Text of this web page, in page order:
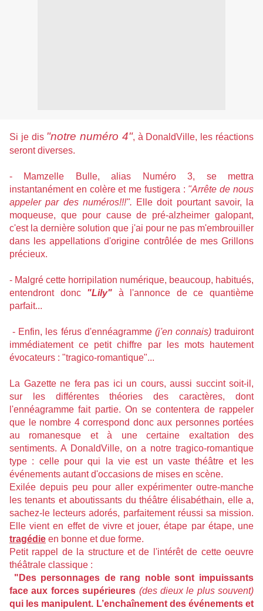
Si je dis "notre numéro 4", à DonaldVille, les réactions
seront diverses.
- Mamzelle Bulle, alias Numéro 3, se mettra
instantanément en colère et me fustigera : "Arrête de nous
appeler par des numéros!!!". Elle doit pourtant savoir, la
moqueuse, que pour cause de pré-alzheimer galopant,
c'est la dernière solution que j'ai pour ne pas m'embrouiller
dans les appellations d'origine contrôlée de mes Grillons
précieux.
- Malgré cette horripilation numérique, beaucoup, habitués,
entendront donc "Lily" à l'annonce de ce quantième
parfait...
- Enfin, les férus d'ennéagramme (j'en connais)traduiront
immédiatement ce petit chiffre par les mots hautement
évocateurs : "tragico-romantique"...
La Gazette ne fera pas ici un cours, aussi succint soit-il,
sur les différentes théories des caractères, dont
l'ennéagramme fait partie. On se contentera de rappeler
que le nombre 4 correspond donc aux personnes portées
au romanesque et à une certaine exaltation des
sentiments. A DonaldVille, on a notre tragico-romantique
type : celle pour qui la vie est un vaste théâtre et les
événements autant d'occasions de mises en scène.
Exilée depuis peu pour aller expérimenter outre-manche
les tenants et aboutissants du théâtre élisabéthain, elle a,
sachez-le lecteurs adorés, parfaitement réussi sa mission.
Elle vient en effet de vivre et jouer, étape par étape, une
tragédie en bonne et due forme.
Petit rappel de la structure et de l'intérêt de cette oeuvre
théâtrale classique :
"Des personnages de rang noble sont impuissants
face aux forces supérieures (des dieux le plus souvent)
qui les manipulent. L’enchaînement des événements et